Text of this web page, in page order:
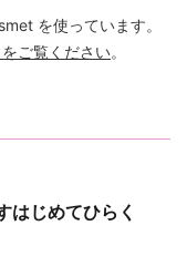
を使っています。
ご覧ください。
はじめてひらく